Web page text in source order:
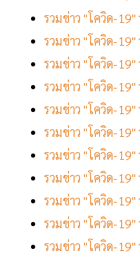
รวมข่าว "โควิด-
รวมข่าว "โควิด-
รวมข่าว "โควิด-
รวมข่าว "โควิด-
รวมข่าว "โควิด-
รวมข่าว "โควิด-
รวมข่าว "โควิด-
รวมข่าว "โควิด-
รวมข่าว "โควิด-
รวมข่าว "โควิด-
รวมข่าว "โควิด-